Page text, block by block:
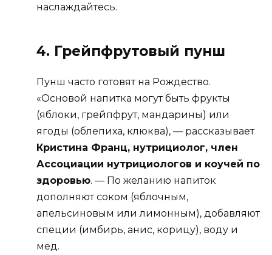
наслаждайтесь.
4. Грейпфрутовый пунш
Пунш часто готовят на Рождество.
«Основой напитка могут быть фрукты
(яблоки, грейпфрут, мандарины) или
ягоды (облепиха, клюква), — рассказывает
Кристина Франц, нутрициолог, член
Ассоциации нутрициологов и коучей по
здоровью. — По желанию напиток
дополняют соком (яблочным,
апельсиновым или лимонным), добавляют
специи (имбирь, анис, корицу), воду и
мед.